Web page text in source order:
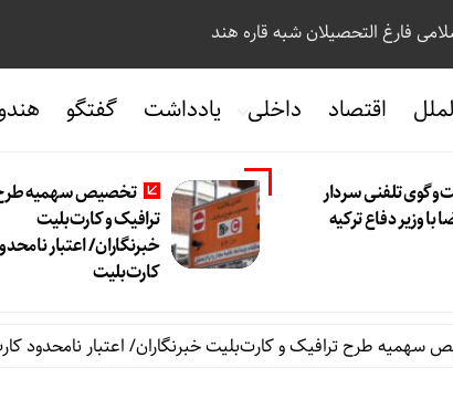
فارغ التحصیلان شبه قاره هند
اقتصاد داخلی یادداشت گفتگو
تلفنی سردار
با وزیر دفاع ترکیه
تخصیص سهمیه
ترافیک و کارت‌بلیت
خبرنگاران/ اعتبار
کارت‌بلیت
طرح ترافیک و کارت‌بلیت خبرنگاران/ اعتبار نامحدود